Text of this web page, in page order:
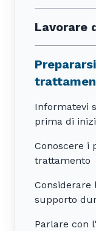
Lavorare
Informatevi
prima di
Conoscere i
trattamento
supporto
Parlare con